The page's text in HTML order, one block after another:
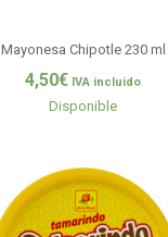
Mayonesa Chipotle 230 ml
4,50€ IVA incluido
Disponible